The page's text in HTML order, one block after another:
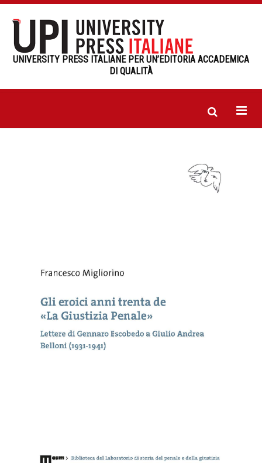
UNIVERSITY PRESS ITALIANE PER UN’EDITORIA ACCADEMICA
DI QUALITÀ